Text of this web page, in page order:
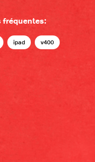
fréquentes:
ipad v400